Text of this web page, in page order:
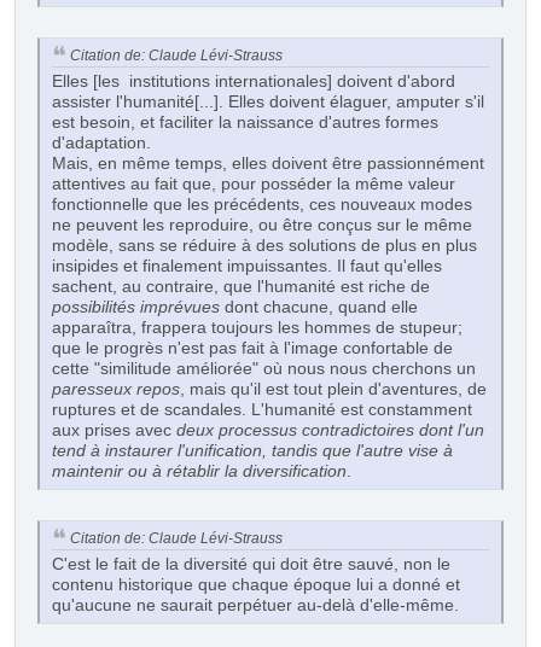
Citation de: Claude Lévi-Strauss
Elles [les institutions internationales] doivent d'abord
assister l'humanité[...]. Elles doivent élaguer, amputer s'il
est besoin, et faciliter la naissance d'autres formes
d'adaptation.
Mais, en même temps, elles doivent être passionnément
attentives au fait que, pour posséder la même valeur
fonctionnelle que les précédents, ces nouveaux modes
ne peuvent les reproduire, ou être conçus sur le même
modèle, sans se réduire à des solutions de plus en plus
insipides et finalement impuissantes. Il faut qu'elles
sachent, au contraire, que l'humanité est riche de
possibilités imprévues dont chacune, quand elle
apparaîtra, frappera toujours les hommes de stupeur;
que le progrès n'est pas fait à l'image confortable de
cette "similitude améliorée" où nous nous cherchons un
paresseux repos, mais qu'il est tout plein d'aventures, de
ruptures et de scandales. L'humanité est constamment
aux prises avec deux processus contradictoires dont l'un
tend à instaurer l'unification, tandis que l'autre vise à
maintenir ou à rétablir la diversification.
Citation de: Claude Lévi-Strauss
C'est le fait de la diversité qui doit être sauvé, non le
contenu historique que chaque époque lui a donné et
qu'aucune ne saurait perpétuer au-delà d'elle-même.